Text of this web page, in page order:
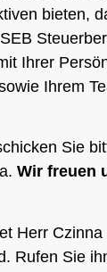
bieten,
Ihrer
Ihrem
Sie
Wir freuen
Herr
Rufen Sie